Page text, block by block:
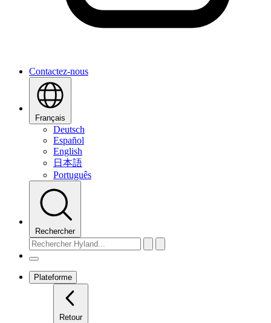
Contactez-nous
Français
Deutsch
Español
English
日本語
Português
Rechercher
Plateforme
Retour